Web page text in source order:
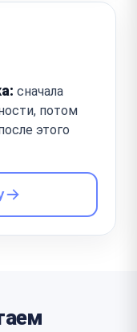
сначала
потом
этого